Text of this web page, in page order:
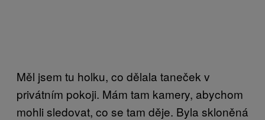
Měl jsem tu holku, co dělala taneček v
privátním pokoji. Mám tam kamery, abychom
mohli sledovat, co se tam děje. Byla skloněná